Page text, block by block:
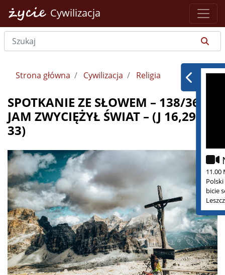
Cywilizacja
11.00
Polski
bicie
Strona główna Cywilizacja Religia
SPOTKANIE ZE SŁOWEM – 138/365 –
JAM ZWYCIĘŻYŁ ŚWIAT – (J 16,29-
33)